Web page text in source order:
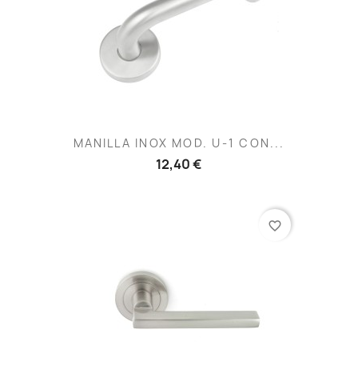
MANILLA INOX MOD. U-1 CON...
12,40 €
favorite_border